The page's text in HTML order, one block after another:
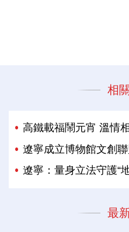
相
高鐵載福鬧元宵 溫情
遼寧成立博物館文創
遼寧：量身立法守護“
最